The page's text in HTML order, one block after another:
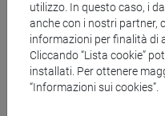
16/05/2024
Storie dal Vicino
cuneiforme,
utilizzo. In questo caso, i
anche con i nostri partner,
informazioni per finalità di
Cliccando “Lista cookie”
installati. Per ottenere
“Informazioni sui cookies”.